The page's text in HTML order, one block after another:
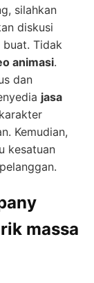
silahkan
diskusi
Tidak
animasi.
dan
jasa
Kemudian,
kesatuan
massa